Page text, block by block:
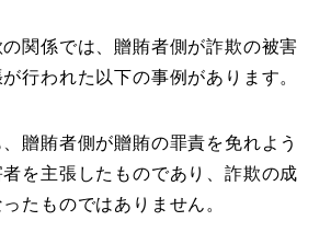
関係では、贈賄者側が詐欺の被害
行われた以下の事例があります。
贈賄者側が贈賄の罪責を免れよう
を主張したものであり、詐欺の成
たものではありません。